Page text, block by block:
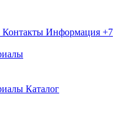
Контакты Информация +7
Каталог